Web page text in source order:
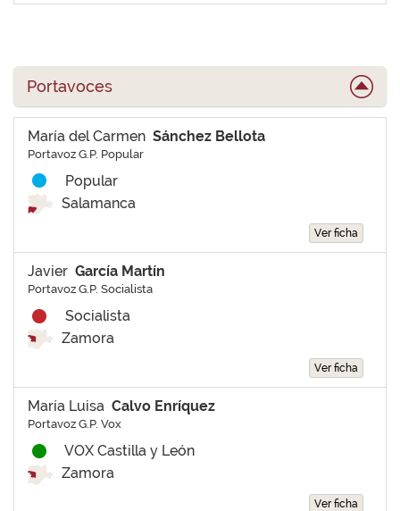
Portavoces
María del Carmen Sánchez Bellota
Portavoz G.P. Popular
Popular
Salamanca
Ver ficha
Javier García Martín
Portavoz G.P. Socialista
Socialista
Zamora
Ver ficha
María Luisa Calvo Enríquez
Portavoz G.P. Vox
VOX Castilla y León
Zamora
Ver ficha